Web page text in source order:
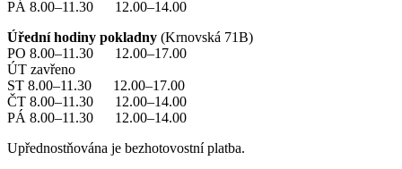
PÁ 8.00–11.30 12.00–14.00
Úřední hodiny pokladny (Krnovská 71B)
PO 8.00–11.30 12.00–17.00
ÚT zavřeno
ST 8.00–11.30 12.00–17.00
ČT 8.00–11.30 12.00–14.00
PÁ 8.00–11.30 12.00–14.00
Upřednostňována je bezhotovostní platba.